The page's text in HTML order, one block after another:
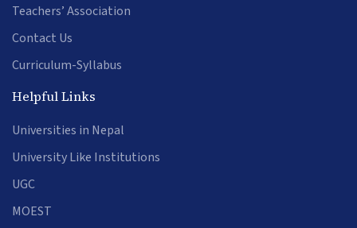
Teachers’ Association
Contact Us
Curriculum-Syllabus
Helpful Links
Universities in Nepal
University Like Institutions
UGC
MOEST